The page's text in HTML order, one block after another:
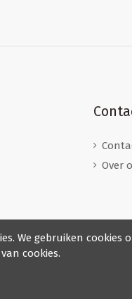
Over
We gebruiken
cookies.